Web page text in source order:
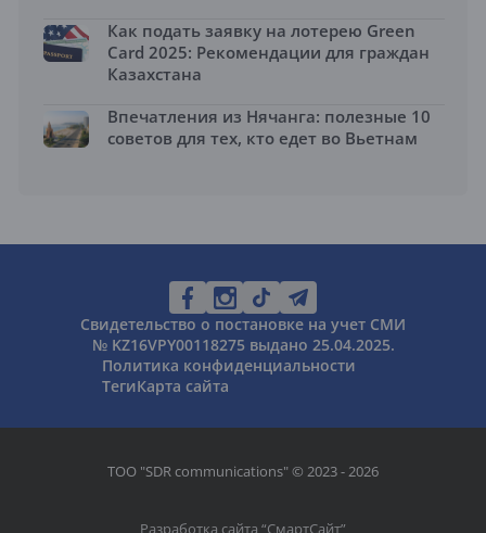
Как подать заявку на лотерею Green
Card 2025: Рекомендации для граждан
Казахстана
Впечатления из Нячанга: полезные 10
советов для тех, кто едет во Вьетнам
Свидетельство о постановке на учет СМИ
№ KZ16VPY00118275 выдано 25.04.2025.
Политика конфиденциальности
ТегиКарта сайта
ТОО "SDR communications" © 2023 - 2026
Разработка сайта “СмартСайт”